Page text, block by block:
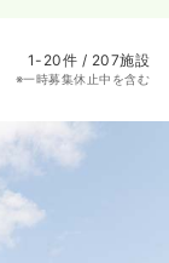
1-20件 / 207施設
※一時募集休止中を含む